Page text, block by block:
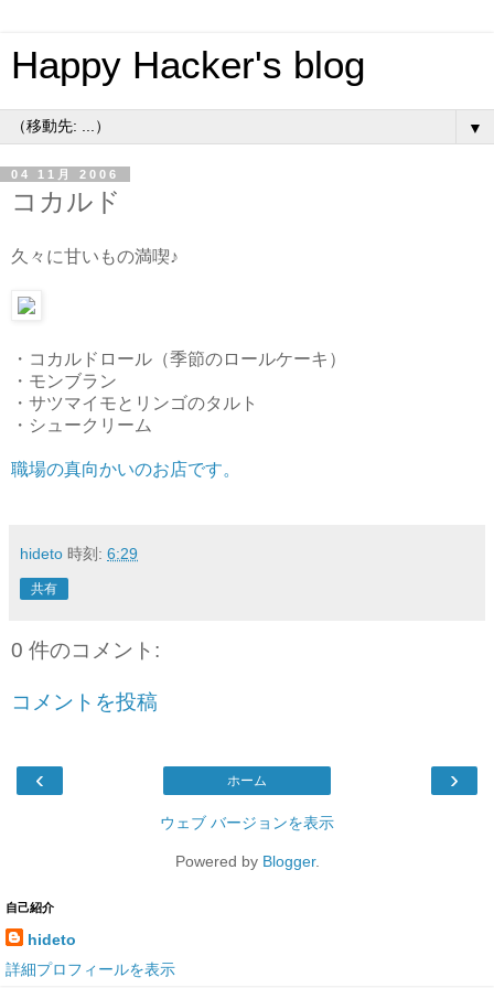
Happy Hacker's blog
▼
04 11月 2006
コカルド
久々に甘いもの満喫♪
・コカルドロール（季節のロールケーキ）
・モンブラン
・サツマイモとリンゴのタルト
・シュークリーム
職場の真向かいのお店です。
hideto 時刻: 6:29
共有
0 件のコメント:
コメントを投稿
‹ ›
ホーム
ウェブ バージョンを表示
Powered by Blogger.
自己紹介
hideto
詳細プロフィールを表示